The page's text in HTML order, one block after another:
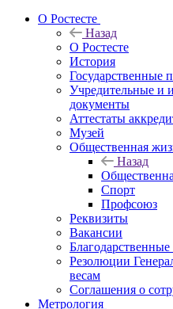
О Ростесте
Назад
О Ростесте
История
Государственные
Учредительные и
документы
Аттестаты
Музей
Общественная
Назад
Спорт
Профсоюз
Реквизиты
Вакансии
Благодарственные
Резолюции
весам
Соглашения о
Метрология